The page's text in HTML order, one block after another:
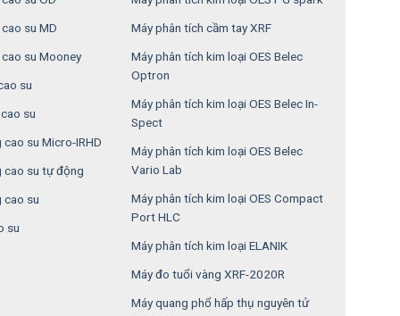
su MD
su Mooney
su
su
su Micro-IRHD
cao su tự động
cao su
su
Máy phân tích cầm tay XRF
Máy phân tích kim loại OES Belec
Optron
Máy phân tích kim loại OES Belec In-
Spect
Máy phân tích kim loại OES Belec
Vario Lab
Máy phân tích kim loại OES Compact
Port HLC
Máy phân tích kim loại ELANIK
Máy đo tuổi vàng XRF-2020R
Máy quang phổ hấp thụ nguyên tử